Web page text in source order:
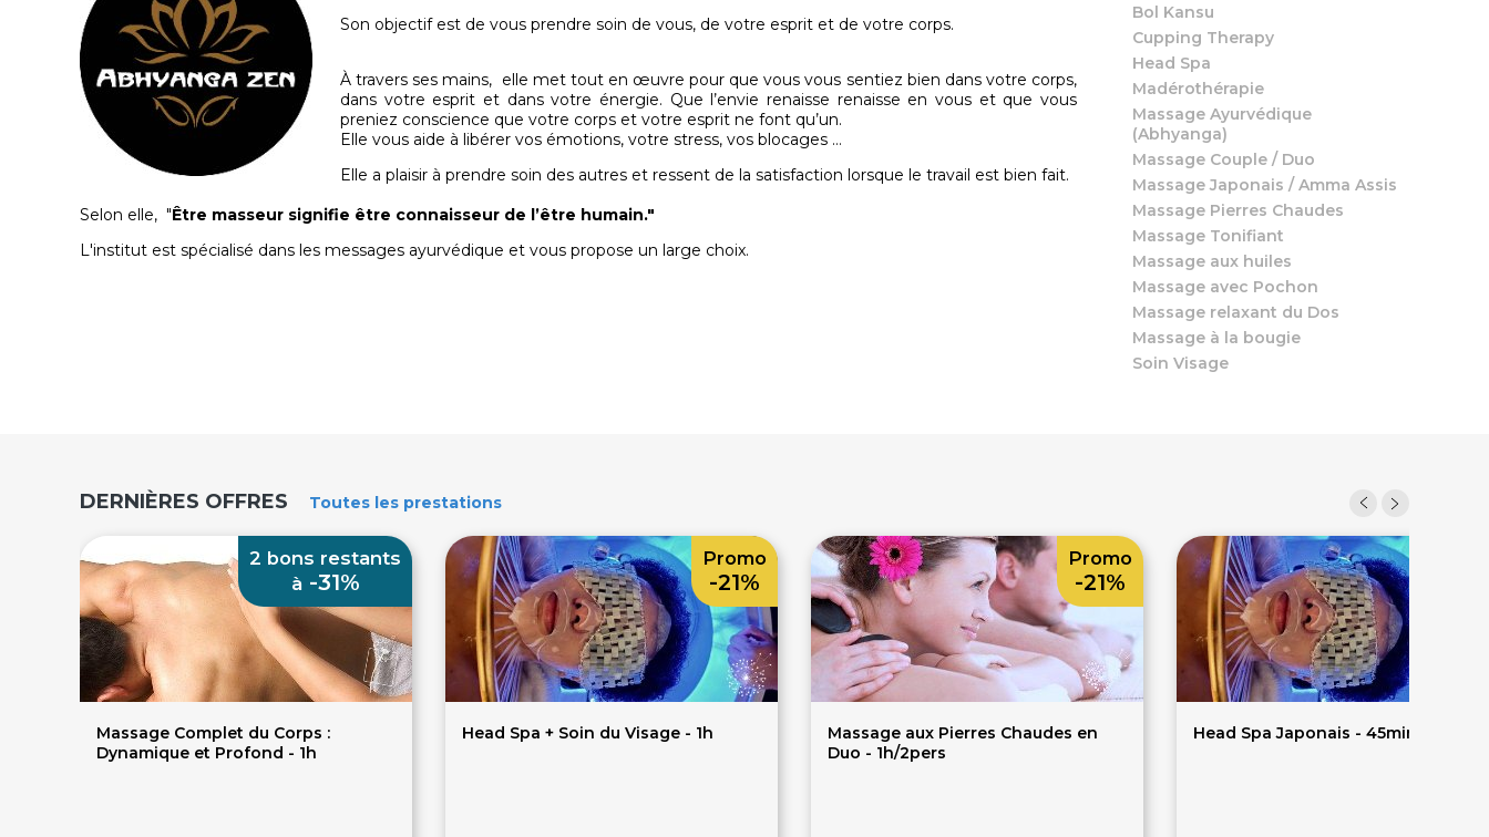
Son objectif est de vous prendre soin de vous, de votre esprit et de votre corps.
À travers ses mains, elle met tout en œuvre pour que vous vous sentiez bien dans votre corps,
dans votre esprit et dans votre énergie. Que l’envie renaisse renaisse en vous et que vous
preniez conscience que votre corps et votre esprit ne font qu’un.
Elle vous aide à libérer vos émotions, votre stress, vos blocages …
Elle a plaisir à prendre soin des autres et ressent de la satisfaction lorsque le travail est bien fait.
Selon elle, "Être masseur signifie être connaisseur de l’être humain."
L'institut est spécialisé dans les messages ayurvédique et vous propose un large choix.
Bol Kansu
Cupping Therapy
Head Spa
Madérothérapie
Massage Ayurvédique
(Abhyanga)
Massage Couple / Duo
Massage Japonais / Amma Assis
Massage Pierres Chaudes
Massage Tonifiant
Massage aux huiles
Massage avec Pochon
Massage relaxant du Dos
Massage à la bougie
Soin Visage
DERNIÈRES OFFRES Toutes les prestations
Massage Complet du Corps :
Dynamique et Profond - 1h
2 bons restants
à -31%
Head Spa + Soin du Visage - 1h
Promo
-21%
Massage aux Pierres Chaudes en
Duo - 1h/2pers
Promo
-21%
Head Spa Japonais - 45min